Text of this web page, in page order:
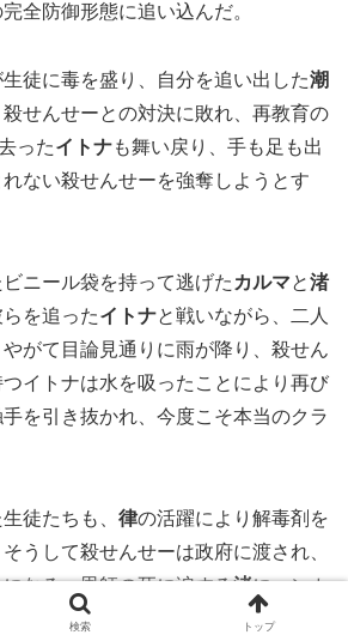
全防御形態に追い込んだ。
生徒に毒を盛り、自分を追い出した潮
せんせーとの対決に敗れ、再教育の
ったイトナも舞い戻り、手も足も出
ない殺せんせーを強奪しようとす
ビニール袋を持って逃げた カルマと渚
を追ったイトナと戦いながら、二人
がて目論見通りに雨が降り、殺せん
イトナは水を吸ったことにより再び
を引き抜かれ、今度こそ本当のクラ
徒たちも、 律の活躍により解毒剤を
うして殺せんせーは政府に渡され、
なる。恩師の死に涙する渚にハンカ
。それは他ならぬ、
殺せんせー
検索 トップ